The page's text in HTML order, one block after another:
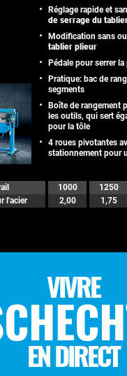
Réglage rapide et
de serrage du
Modification sans
tablier plieur
Pédale pour serrer
Pratique: bac de
segments
Boîte de rangement
les outils, qui sert
pour la tôle
4 roues pivotantes
stationnement pour
1000 1250
l'acier
2,00 1,75
VIVRE
EN DIRECT